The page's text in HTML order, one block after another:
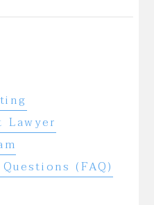
Lawyer
(FAQ)